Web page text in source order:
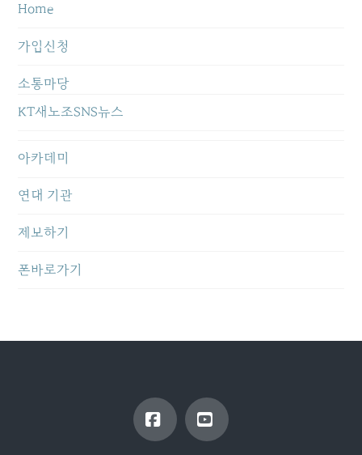
Home
가입신청
소통마당
KT새노조SNS뉴스
아카데미
연대 기관
제보하기
폰바로가기